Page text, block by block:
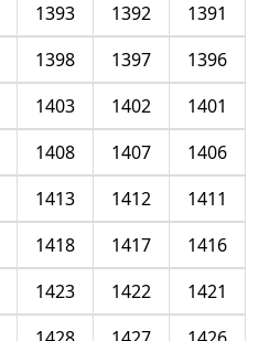
1391
1392
1393
1396
1397
1398
1401
1402
1403
1406
1407
1408
1411
1412
1413
1416
1417
1418
1421
1422
1423